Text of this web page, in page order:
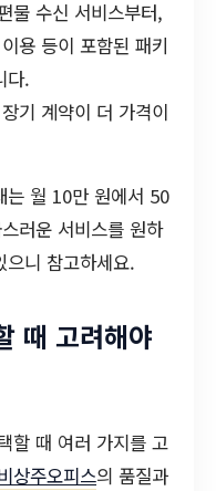
물 수신 서비스부터,
용 등이 포함된 패키
다.
기 계약이 더 가격이
는 월 10만 원에서 50
러운 서비스를 원하
니 참고하세요.
때 고려해야
할 때 여러 가지를 고
상주오피스의 품질과